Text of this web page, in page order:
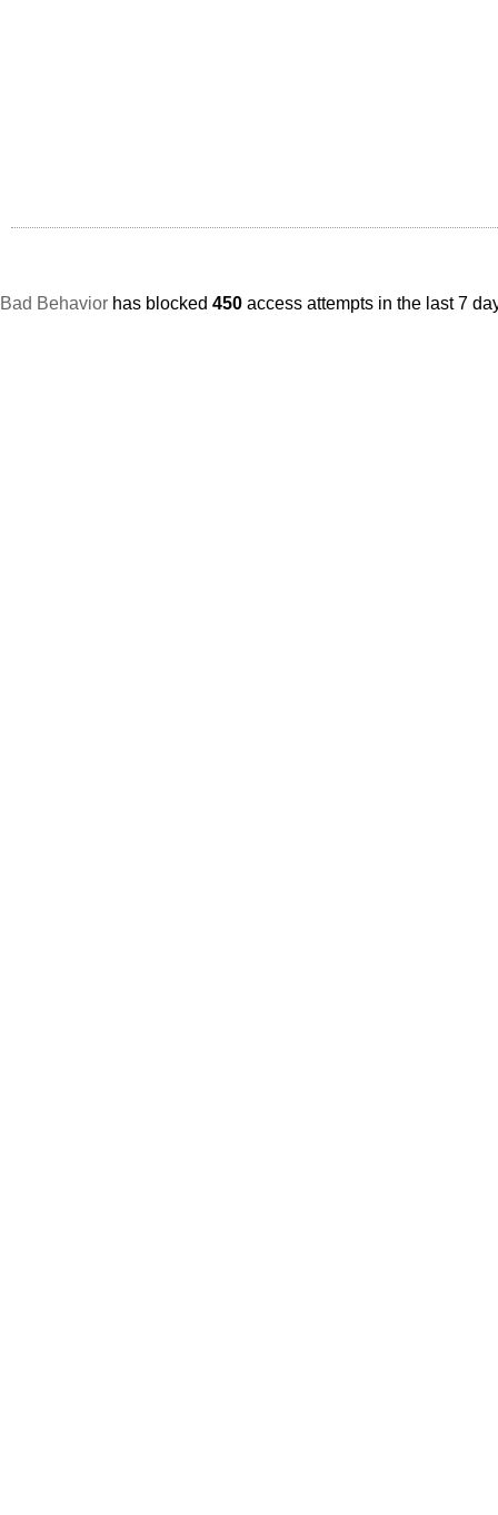
Bad Behavior has blocked 450 access attempts in the last 7